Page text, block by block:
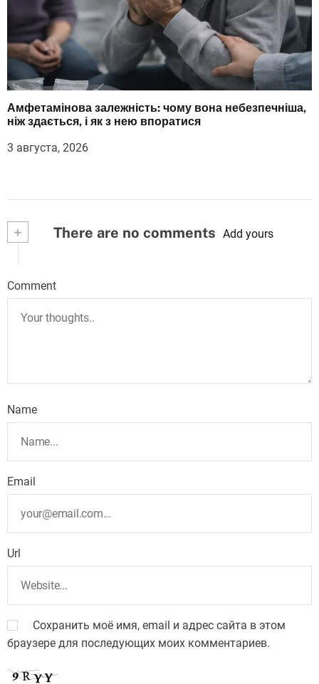
Амфетамінова залежність: чому вона небезпечніша,
ніж здається, і як з нею впоратися
3 августа, 2026
+ There are no comments Add yours
Comment
Name
Email
Url
Сохранить моё имя, email и адрес сайта в этом
браузере для последующих моих комментариев.